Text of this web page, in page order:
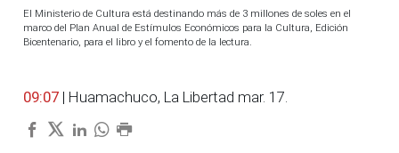
El Ministerio de Cultura está destinando más de 3 millones de soles en el
marco del Plan Anual de Estímulos Económicos para la Cultura, Edición
Bicentenario, para el libro y el fomento de la lectura.
09:07 | Huamachuco, La Libertad mar. 17.